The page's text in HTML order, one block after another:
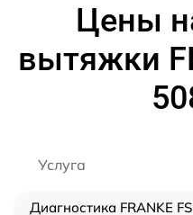
Цены
вытяжки
Услуга
Диагностика FRANKE